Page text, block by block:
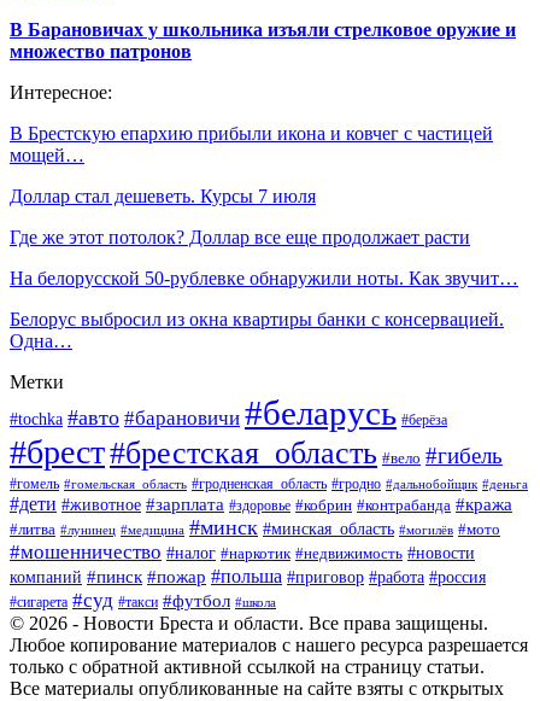
В Барановичах у школьника изъяли стрелковое оружие и
множество патронов
Интересное:
В Брестскую епархию прибыли икона и ковчег с частицей
мощей…
Доллар стал дешеветь. Курсы 7 июля
Где же этот потолок? Доллар все еще продолжает расти
На белорусской 50-рублевке обнаружили ноты. Как звучит…
Белорус выбросил из окна квартиры банки с консервацией.
Одна…
Метки
#tochka #авто #барановичи #беларусь #берёза
#брест#брестская_область #вело #гибель
#гомель #гомельская_область #гродненская_область #гродно #дальнобойщик #деньга
#дети #животное #зарплата #здоровье #кобрин #контрабанда #кража
#литва #лунинец #медицина #минск #минская_область #могилёв #мото
#мошенничество #налог #наркотик #недвижимость #новости
компаний #пинск #пожар #польша #приговор #работа #россия
#сигарета #суд #такси #футбол #школа
© 2026 - Новости Бреста и области. Все права защищены.
Любое копирование материалов с нашего ресурса разрешается
только с обратной активной ссылкой на страницу статьи.
Все материалы опубликованные на сайте взяты с открытых